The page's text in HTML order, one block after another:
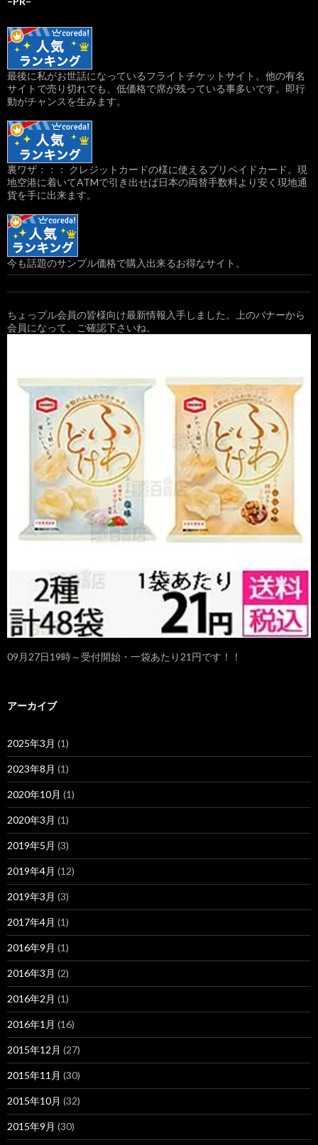
最後に私がお世話になっているフライトチケットサイト。他の有名
サイトで売り切れでも、低価格で席が残っている事多いです。即行
動がチャンスを生みます。
裏ワザ：：： クレジットカードの様に使えるプリペイドカード。現
地空港に着いてATMで引き出せば日本の両替手数料より安く現地通
貨を手に出来ます。
今も話題のサンプル価格で購入出来るお得なサイト。
ちょっプル会員の皆様向け最新情報入手しました。上のバナーから
会員になって、ご確認下さいね。
09月27日19時～受付開始・一袋あたり21円です！！
アーカイブ
2025年3月 (1)
2023年8月 (1)
2020年10月 (1)
2020年3月 (1)
2019年5月 (3)
2019年4月 (12)
2019年3月 (3)
2017年4月 (1)
2016年9月 (1)
2016年3月 (2)
2016年2月 (1)
2016年1月 (16)
2015年12月 (27)
2015年11月 (30)
2015年10月 (32)
2015年9月 (30)